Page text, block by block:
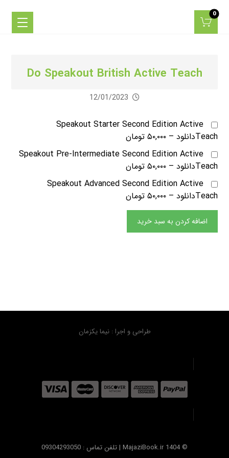
Do Speakout British Active Teach
12/01/2023
Speakout Starter Second Edition Active
Teachدانلود
–۵۰,۰۰۰ تومان
Speakout Pre-Intermediate Second Edition Active
Teachدانلود
–۵۰,۰۰۰ تومان
Speakout Advanced Second Edition Active
Teachدانلود
–۵۰,۰۰۰ تومان
اضافه کردن به سبد خرید
طراحی و اجرا : نیما یکزمان
© MajaziBook.ir 1404 | تلفن تماس : 09304293050